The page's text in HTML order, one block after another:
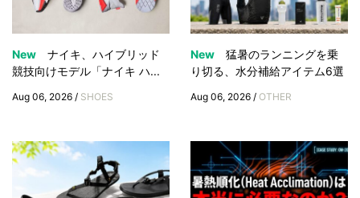
New
ナイキ、ハイブリッド
競技向けモデル「ナイキ ハ...
Aug 06, 2026 / SHOES
New
猛暑のランニングを乗
り切る、水分補給アイテム6選
Aug 06, 2026 / OTHER